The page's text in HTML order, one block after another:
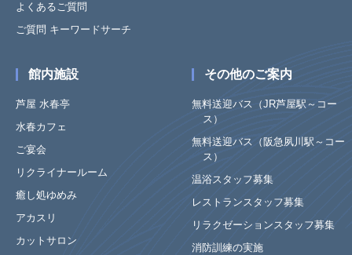
よくあるご質問
ご質問 キーワードサーチ
館内施設
芦屋 水春亭
水春カフェ
ご宴会
リクライナールーム
癒し処ゆめみ
アカスリ
カットサロン
その他のご案内
無料送迎バス（JR芦屋駅～コー
ス）
無料送迎バス（阪急夙川駅～コー
ス）
温浴スタッフ募集
レストランスタッフ募集
リラクゼーションスタッフ募集
消防訓練の実施